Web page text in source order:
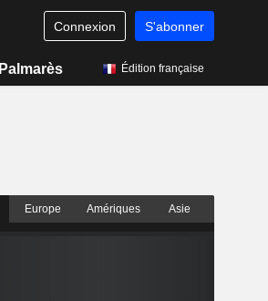
Connexion S'abonner
Palmarès Édition française
Europe Amériques Asie